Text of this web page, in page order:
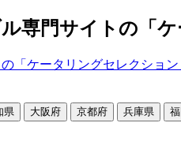
専門サイトの「
県 大阪府 京都府 兵庫県